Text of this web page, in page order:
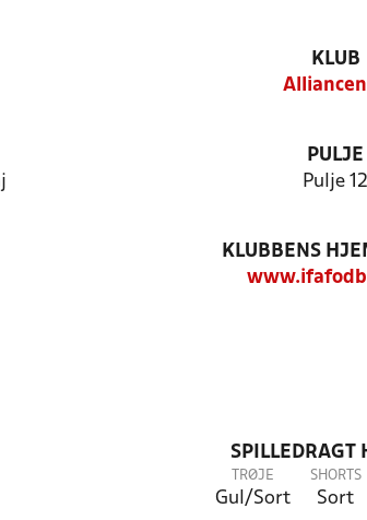
KLUB
PULJE
Pulje 12
KLUBBENS
SPILLEDRAGT
TRØJE
Gul/Sort
SHORTS
Sort